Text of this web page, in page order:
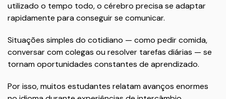
utilizado o tempo todo, o cérebro precisa se adaptar
rapidamente para conseguir se comunicar.
Situações simples do cotidiano — como pedir comida,
conversar com colegas ou resolver tarefas diárias — se
tornam oportunidades constantes de aprendizado.
Por isso, muitos estudantes relatam avanços enormes